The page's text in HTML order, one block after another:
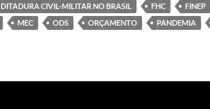
DITADURA CIVIL-MILITAR NO BRASIL FHC FINEP
MEC ODS ORÇAMENTO PANDEMIA